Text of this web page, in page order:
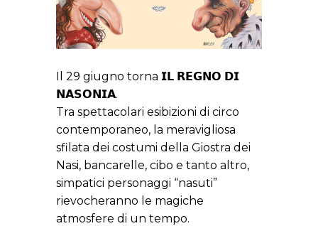
Il 29 giugno torna 𝗜𝗟 𝗥𝗘𝗚𝗡𝗢 𝗗𝗜
𝗡𝗔𝗦𝗢𝗡𝗜𝗔.
Tra spettacolari esibizioni di circo
contemporaneo, la meravigliosa
sfilata dei costumi della Giostra dei
Nasi, bancarelle, cibo e tanto altro,
simpatici personaggi “nasuti”
rievocheranno le magiche
atmosfere di un tempo.